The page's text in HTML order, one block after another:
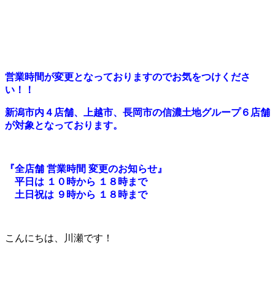
営業時間が変更となっておりますのでお気をつけくださ
い！！
新潟市内４店舗、上越市、長岡市の信濃土地グループ６店舗
が対象となっております。
『全店舗 営業時間 変更のお知らせ』
平日は １０時から １８時まで
土日祝は ９時から １８時まで
こんにちは、川瀬です！